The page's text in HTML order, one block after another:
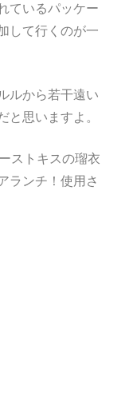
ているパッケー
して行くのが一
ルから若干遠い
思いますよ。
ストキスの瑠衣
ランチ！使用さ